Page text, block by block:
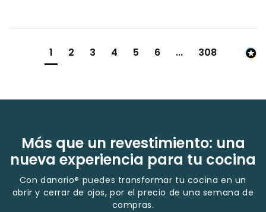
1 2 3 4 5 6 ... 308
Más que un revestimiento: una
nueva experiencia para tu cocina
Con danario® puedes transformar tu cocina en un
abrir y cerrar de ojos, por el precio de una semana de
compras.